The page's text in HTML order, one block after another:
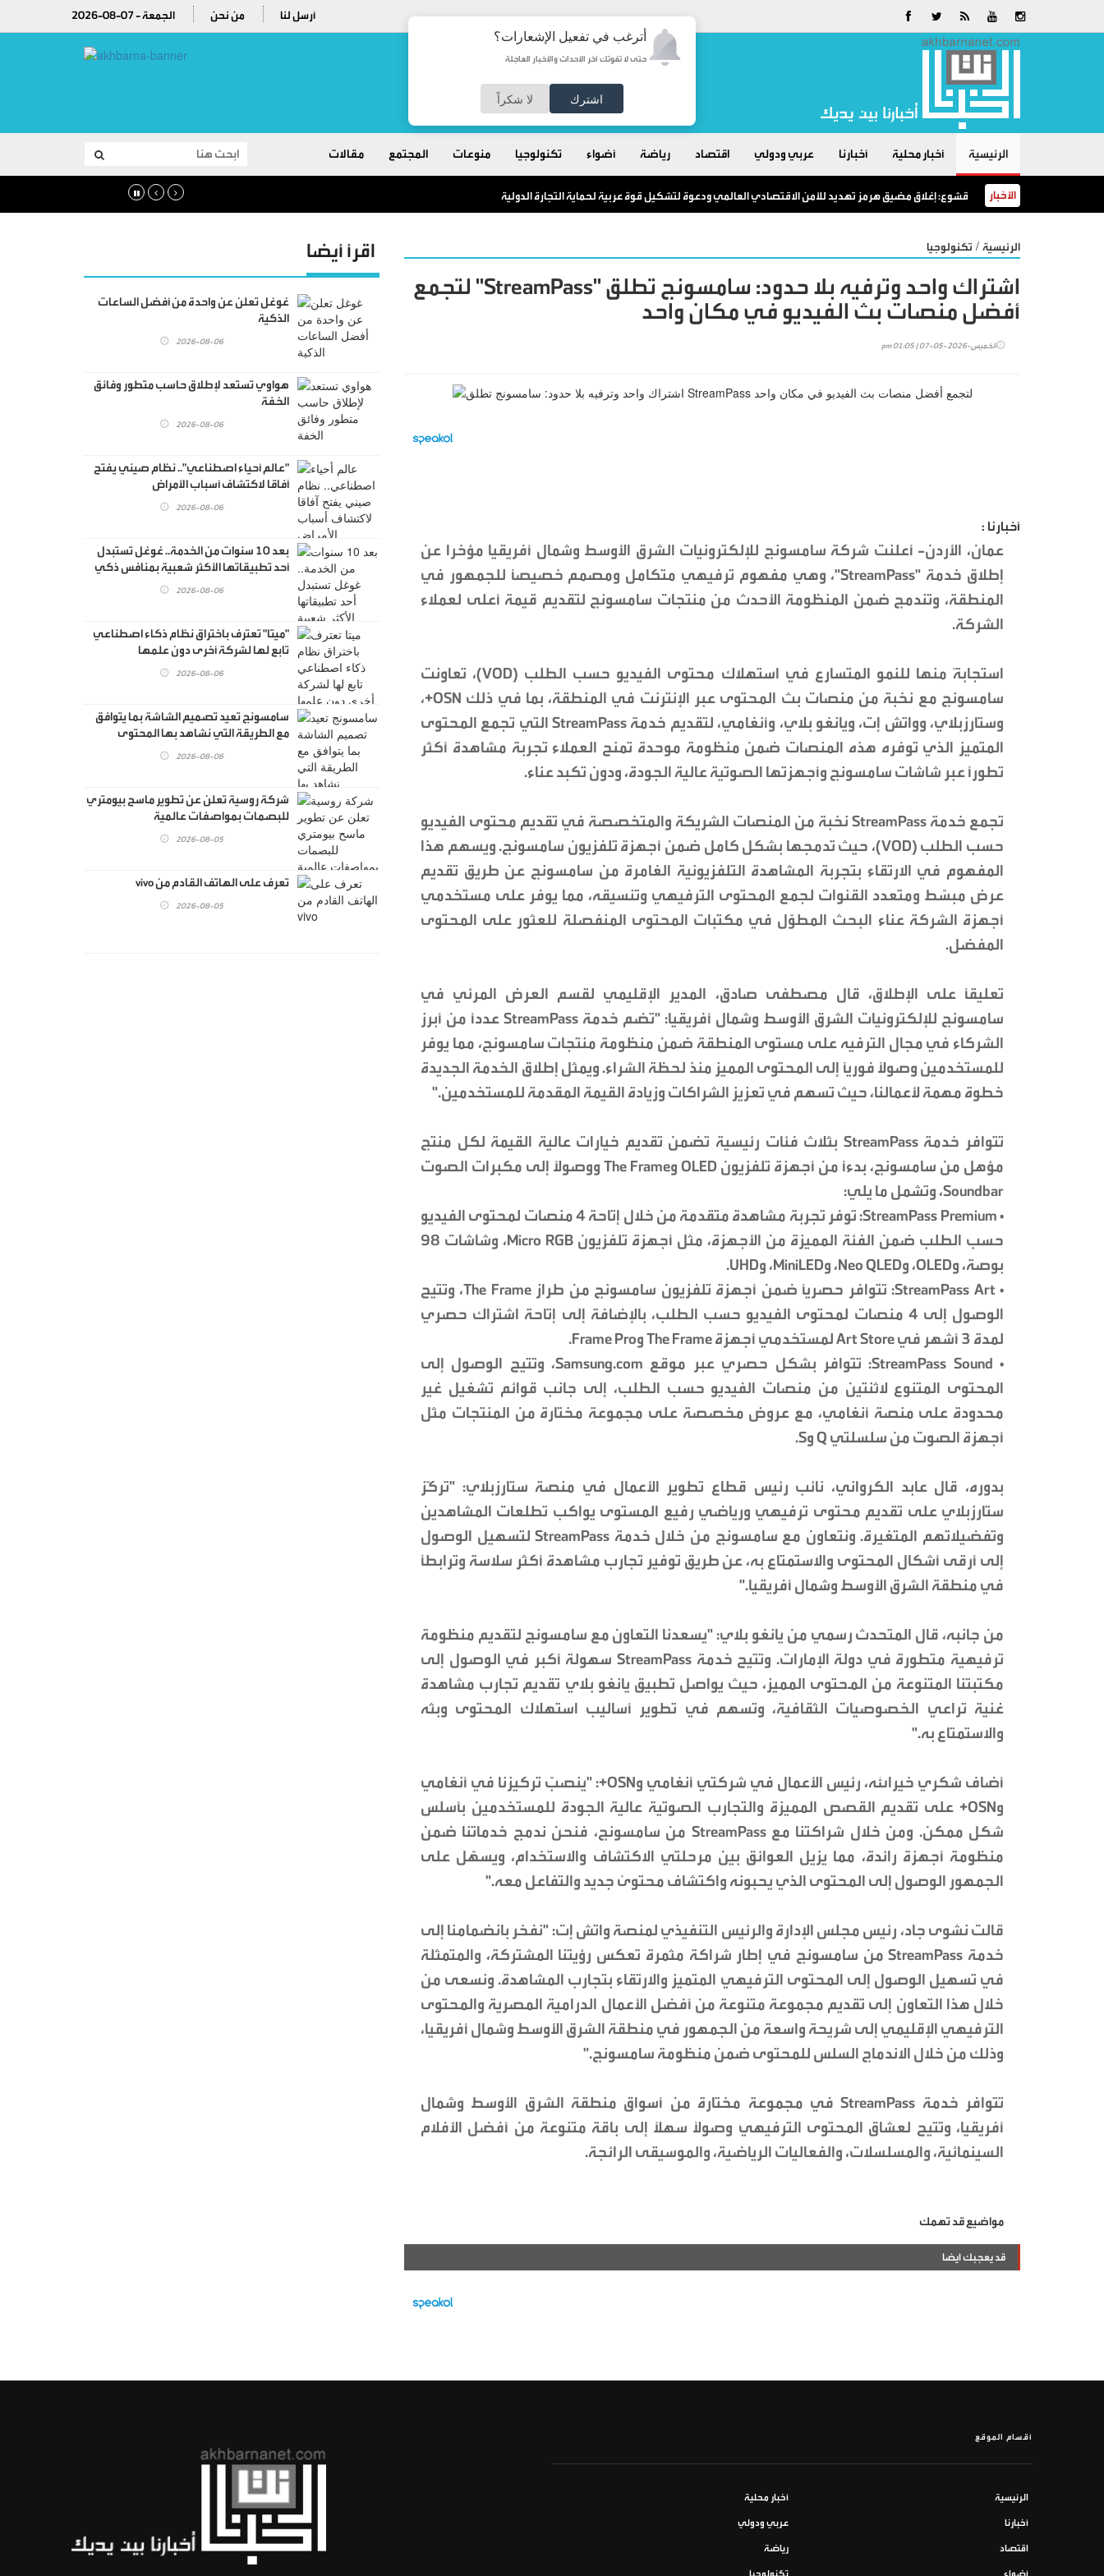
أترغب في تفعيل الإشعارات؟
حتى لا تفوتك آخر الأحداث والأخبار العاجلة
اشترك لا شكراً
2026-08-07 - الجمعة من نحن أرسل لنا
الرئيسية أخبار محلية أخبارنا عربي ودولي اقتصاد رياضة أضواء تكنولوجيا منوعات المجتمع مقالات
الأخبار قشوع: إغلاق مضيق هرمز تهديد للأمن الاقتصادي العالمي ودعوة لتشكيل قوة عربية لحماية التجارة الدولية
الرئيسية / تكنولوجيا
اشتراك واحد وترفيه بلا حدود: سامسونج تطلق "StreamPass" لتجمع
أفضل منصات بث الفيديو في مكان واحد
الخميس-2026-05-07 | 01:05 pm
أخبارنا :
عمان، الأردن- أعلنت شركة سامسونج للإلكترونيات الشرق الأوسط وشمال أفريقيا مؤخرا عن
إطلاق خدمة "StreamPass"، وهي مفهوم ترفيهي متكامل ومصمم خصيصاً للجمهور في
المنطقة، وتندمج ضمن المنظومة الأحدث من منتجات سامسونج لتقديم قيمة أعلى لعملاء
الشركة.
استجابةً منها للنمو المتسارع في استهلاك محتوى الفيديو حسب الطلب (VOD)، تعاونت
سامسونج مع نخبة من منصات بث المحتوى عبر الإنترنت في المنطقة، بما في ذلك OSN+،
وستارزبلاي، وواتش إت، ويانغو بلاي، وأنغامي، لتقديم خدمة StreamPass التي تجمع المحتوى
المتميز الذي توفره هذه المنصات ضمن منظومة موحدة تمنح العملاء تجربة مشاهدة أكثر
تطوراً عبر شاشات سامسونج وأجهزتها الصوتية عالية الجودة، ودون تكبد عناء.
تجمع خدمة StreamPass نخبة من المنصات الشريكة والمتخصصة في تقديم محتوى الفيديو
حسب الطلب (VOD)، حيث تدمجها بشكل كامل ضمن أجهزة تلفزيون سامسونج. ويسهم هذا
المفهوم في الارتقاء بتجربة المشاهدة التلفزيونية الغامرة من سامسونج عن طريق تقديم
عرض مبسّط ومتعدد القنوات لجمع المحتوى الترفيهي وتنسيقه، مما يوفر على مستخدمي
أجهزة الشركة عناء البحث المطوّل في مكتبات المحتوى المنفصلة للعثور على المحتوى
المفضل.
تعليقاً على الإطلاق، قال مصطفى صادق، المدير الإقليمي لقسم العرض المرئي في
سامسونج للإلكترونيات الشرق الأوسط وشمال أفريقيا: "تضم خدمة StreamPass عدداً من أبرز
الشركاء في مجال الترفيه على مستوى المنطقة ضمن منظومة منتجات سامسونج، مما يوفر
للمستخدمين وصولاً فورياً إلى المحتوى المميز منذ لحظة الشراء. ويمثل إطلاق الخدمة الجديدة
خطوة مهمة لأعمالنا، حيث تسهم في تعزيز الشراكات وزيادة القيمة المقدمة للمستخدمين."
تتوافر خدمة StreamPass بثلاث فئات رئيسية تضمن تقديم خيارات عالية القيمة لكل منتج
مؤهل من سامسونج، بدءاً من أجهزة تلفزيون OLED وThe Frame ووصولاً إلى مكبرات الصوت
Soundbar، وتشمل ما يلي:
• StreamPass Premium: توفر تجربة مشاهدة متقدمة من خلال إتاحة 4 منصات لمحتوى الفيديو
حسب الطلب ضمن الفئة المميزة من الأجهزة، مثل أجهزة تلفزيون Micro RGB، وشاشات 98
بوصة، وOLED، وNeo QLED، وMiniLED، وUHD.
• StreamPass Art: تتوافر حصرياً ضمن أجهزة تلفزيون سامسونج من طراز The Frame، وتتيح
الوصول إلى 4 منصات لمحتوى الفيديو حسب الطلب، بالإضافة إلى إتاحة اشتراك حصري
لمدة 3 أشهر في Art Store لمستخدمي أجهزة The Frame وFrame Pro.
• StreamPass Sound: تتوافر بشكل حصري عبر موقع Samsung.com، وتتيح الوصول إلى
المحتوى المتنوع لاثنتين من منصات الفيديو حسب الطلب، إلى جانب قوائم تشغيل غير
محدودة على منصة أنغامي، مع عروض مخصصة على مجموعة مختارة من المنتجات مثل
أجهزة الصوت من سلسلتي Q وS.
بدوره، قال عابد الكرواني، نائب رئيس قطاع تطوير الأعمال في منصة ستارزبلاي: "تركّز
ستارزبلاي على تقديم محتوى ترفيهي ورياضي رفيع المستوى يواكب تطلعات المشاهدين
وتفضيلاتهم المتغيرة. ونتعاون مع سامسونج من خلال خدمة StreamPass لتسهيل الوصول
إلى أرقى أشكال المحتوى والاستمتاع به، عن طريق توفير تجارب مشاهدة أكثر سلاسة وترابطاً
في منطقة الشرق الأوسط وشمال أفريقيا."
من جانبه، قال المتحدث رسمي من يانغو بلاي: "يسعدنا التعاون مع سامسونج لتقديم منظومة
ترفيهية متطورة في دولة الإمارات. وتتيح خدمة StreamPass سهولة أكبر في الوصول إلى
مكتبتنا المتنوعة من المحتوى المميز، حيث يواصل تطبيق يانغو بلاي تقديم تجارب مشاهدة
غنية تراعي الخصوصيات الثقافية، وتسهم في تطوير أساليب استهلاك المحتوى وبثه
والاستمتاع به."
أضاف شكري خيرالله، رئيس الأعمال في شركتي أنغامي وOSN+: "ينصبّ تركيزنا في أنغامي
وOSN+ على تقديم القصص المميزة والتجارب الصوتية عالية الجودة للمستخدمين بأسلس
شكل ممكن. ومن خلال شراكتنا مع StreamPass من سامسونج، فنحن ندمج خدماتنا ضمن
منظومة أجهزة رائدة، مما يزيل العوائق بين مرحلتي الاكتشاف والاستخدام، ويسهّل على
الجمهور الوصول إلى المحتوى الذي يحبونه واكتشاف محتوىً جديد والتفاعل معه."
قالت نشوى جاد، رئيس مجلس الإدارة والرئيس التنفيذي لمنصة واتش إت: "نفخر بانضمامنا إلى
خدمة StreamPass من سامسونج في إطار شراكة مثمرة تعكس رؤيتنا المشتركة، والمتمثلة
في تسهيل الوصول إلى المحتوى الترفيهي المتميز والارتقاء بتجارب المشاهدة. ونسعى من
خلال هذا التعاون إلى تقديم مجموعة متنوعة من أفضل الأعمال الدرامية المصرية والمحتوى
الترفيهي الإقليمي إلى شريحة واسعة من الجمهور في منطقة الشرق الأوسط وشمال أفريقيا،
وذلك من خلال الاندماج السلس للمحتوى ضمن منظومة سامسونج."
تتوافر خدمة StreamPass في مجموعة مختارة من أسواق منطقة الشرق الأوسط وشمال
أفريقيا، وتتيح لعشاق المحتوى الترفيهي وصولاً سهلاً إلى باقة متنوعة من أفضل الأفلام
السينمائية، والمسلسلات، والفعاليات الرياضية، والموسيقى الرائجة.
مواضيع قد تهمك
قد يعجبك ايضا
اقرأ أيضا
غوغل تعلن عن واحدة من أفضل الساعات
الذكية
2026-08-06
هواوي تستعد لإطلاق حاسب متطور وفائق
الخفة
2026-08-06
"عالم أحياء اصطناعي".. نظام صيني يفتح
آفاقا لاكتشاف أسباب الأمراض
2026-08-06
بعد 10 سنوات من الخدمة.. غوغل تستبدل
أحد تطبيقاتها الأكثر شعبية بمنافس ذكي
2026-08-06
"ميتا" تعترف باختراق نظام ذكاء اصطناعي
تابع لها لشركة أخرى دون علمها
2026-08-06
سامسونج تعيد تصميم الشاشة بما يتوافق
مع الطريقة التي نشاهد بها المحتوى
2026-08-06
شركة روسية تعلن عن تطوير ماسح بيومتري
للبصمات بمواصفات عالمية
2026-08-05
تعرف على الهاتف القادم من vivo
2026-08-05
أقسام الموقع
الرئيسية أخبار محلية
أخبارنا عربي ودولي
اقتصاد رياضة
أضواء تكنولوجيا